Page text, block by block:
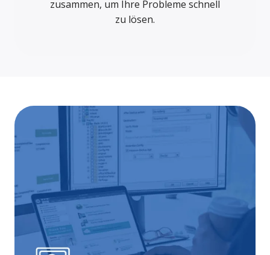
zusammen, um Ihre Probleme schnell
zu lösen.